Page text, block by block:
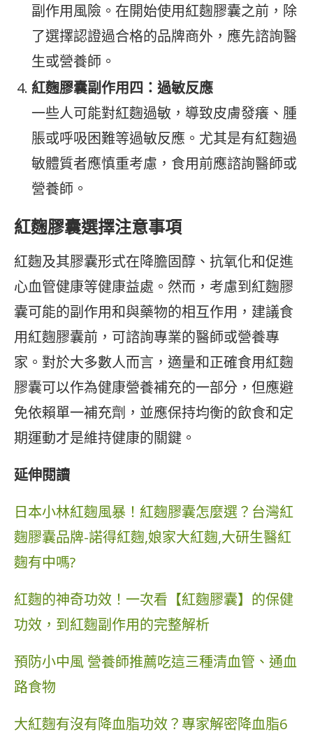
副作用風險。在開始使用紅麴膠囊之前，除
了選擇認證過合格的品牌商外，應先諮詢醫
生或營養師。
紅麴膠囊副作用四：過敏反應
一些人可能對紅麴過敏，導致皮膚發癢、腫
脹或呼吸困難等過敏反應。尤其是有紅麴過
敏體質者應慎重考慮，食用前應諮詢醫師或
營養師。
紅麴膠囊選擇注意事項
紅麴及其膠囊形式在降膽固醇、抗氧化和促進
心血管健康等健康益處。然而，考慮到紅麴膠
囊可能的副作用和與藥物的相互作用，建議食
用紅麴膠囊前，可諮詢專業的醫師或營養專
家。對於大多數人而言，適量和正確食用紅麴
膠囊可以作為健康營養補充的一部分，但應避
免依賴單一補充劑，並應保持均衡的飲食和定
期運動才是維持健康的關鍵。
延伸閱讀
日本小林紅麴風暴！紅麴膠囊怎麼選？台灣紅
麴膠囊品牌-諾得紅麴,娘家大紅麴,大研生醫紅
麴有中嗎?
紅麴的神奇功效！一次看【紅麴膠囊】的保健
功效，到紅麴副作用的完整解析
預防小中風 營養師推薦吃這三種清血管、通血
路食物
大紅麴有沒有降血脂功效？專家解密降血脂6